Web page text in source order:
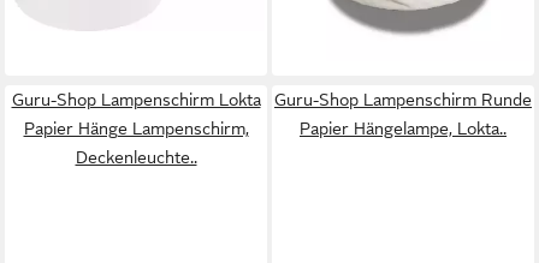
lieferbar - in 3-4 Werktagen bei dir
Guru-Shop Lampenschirm Lokta
Papier Hänge Lampenschirm,
Deckenleuchte..
Guru-Shop Lampenschirm Runde
Papier Hängelampe, Lokta..